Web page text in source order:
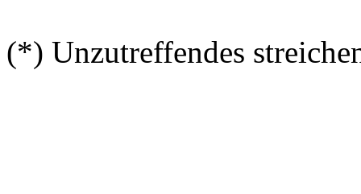
(*) Unzutreffendes